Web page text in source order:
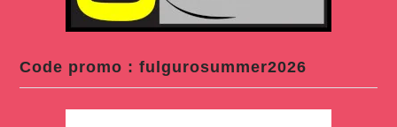
Code promo : fulgurosummer2026